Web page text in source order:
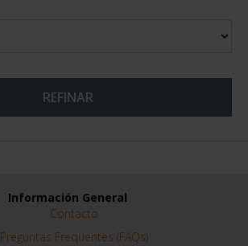
REFINAR
Información General
Contacto
Preguntas Frequentes (FAQs)